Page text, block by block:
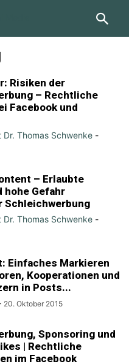
Risiken der
– Rechtliche
Facebook und
Dr. Thomas Schwenke -
– Erlaubte
hohe Gefahr
Schleichwerbung
Dr. Thomas Schwenke -
Einfaches Markieren
Kooperationen und
in Posts...
20. Oktober 2015
Sponsoring und
| Rechtliche
im Facebook